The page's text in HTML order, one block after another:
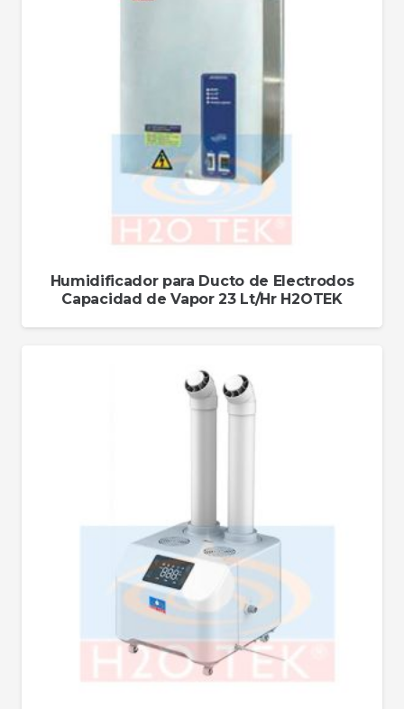
Humidificador para Ducto de Electrodos
Capacidad de Vapor 23 Lt/Hr H2OTEK